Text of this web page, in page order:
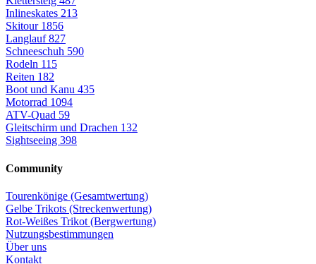
Inlineskates 213
Skitour 1856
Langlauf827
Schneeschuh 590
Rodeln 115
Reiten 182
Boot und Kanu 435
Motorrad 1094
ATV-Quad 59
Gleitschirm und Drachen 132
Sightseeing 398
Community
Tourenkönige (Gesamtwertung)
Gelbe Trikots (Streckenwertung)
Rot-Weißes Trikot (Bergwertung)
Nutzungsbestimmungen
Über uns
Kontakt